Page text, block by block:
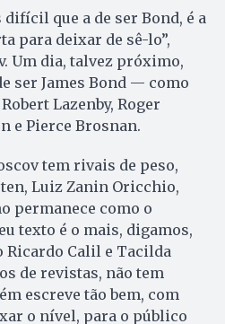
difícil que a de ser Bond, é a
para deixar de sê-lo”,
Um dia, talvez próximo,
ser James Bond — como
Lazenby, Roger
e Pierce Brosnan.
tem rivais de peso,
Luiz Zanin Oricchio,
permanece como o
texto é o mais, digamos,
Calil e Tacilda
de revistas, não tem
escreve tão bem, com
o nível, para o público